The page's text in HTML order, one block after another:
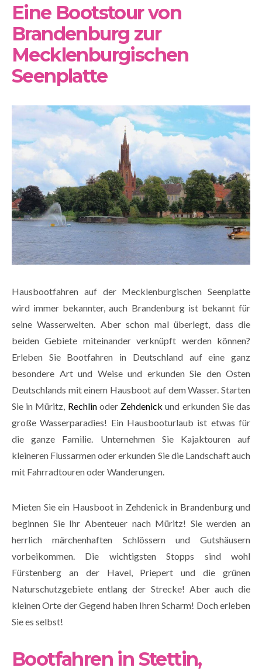
Eine Bootstour von
Brandenburg zur
Mecklenburgischen
Seenplatte
Hausbootfahren auf der Mecklenburgischen Seenplatte
wird immer bekannter, auch Brandenburg ist bekannt für
seine Wasserwelten. Aber schon mal überlegt, dass die
beiden Gebiete miteinander verknüpft werden können?
Erleben Sie Bootfahren in Deutschland auf eine ganz
besondere Art und Weise und erkunden Sie den Osten
Deutschlands mit einem Hausboot auf dem Wasser. Starten
Sie in Müritz, Rechlinoder Zehdenick und erkunden Sie das
große Wasserparadies! Ein Hausbooturlaub ist etwas für
die ganze Familie. Unternehmen Sie Kajaktouren auf
kleineren Flussarmen oder erkunden Sie die Landschaft auch
mit Fahrradtouren oder Wanderungen.
Mieten Sie ein Hausboot in Zehdenick in Brandenburg und
beginnen Sie Ihr Abenteuer nach Müritz! Sie werden an
herrlich märchenhaften Schlössern und Gutshäusern
vorbeikommen. Die wichtigsten Stopps sind wohl
Fürstenberg an der Havel, Priepert und die grünen
Naturschutzgebiete entlang der Strecke! Aber auch die
kleinen Orte der Gegend haben Ihren Scharm! Doch erleben
Sie es selbst!
Bootfahren in Stettin,